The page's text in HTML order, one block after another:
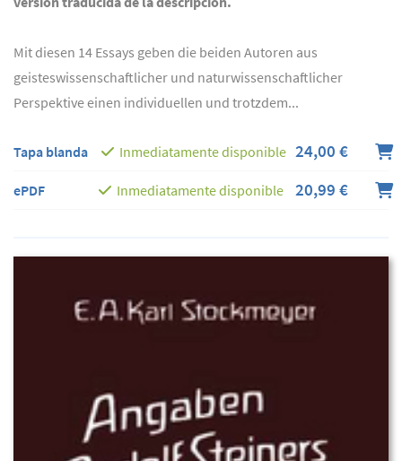
Mit diesen 14 Essays geben die beiden Autoren aus
geisteswissenschaftlicher und naturwissenschaftlicher
Perspektive einen individuellen und trotzdem...
Tapa blanda Inmediatamente disponible 24,00 €
ePDF Inmediatamente disponible 20,99 €